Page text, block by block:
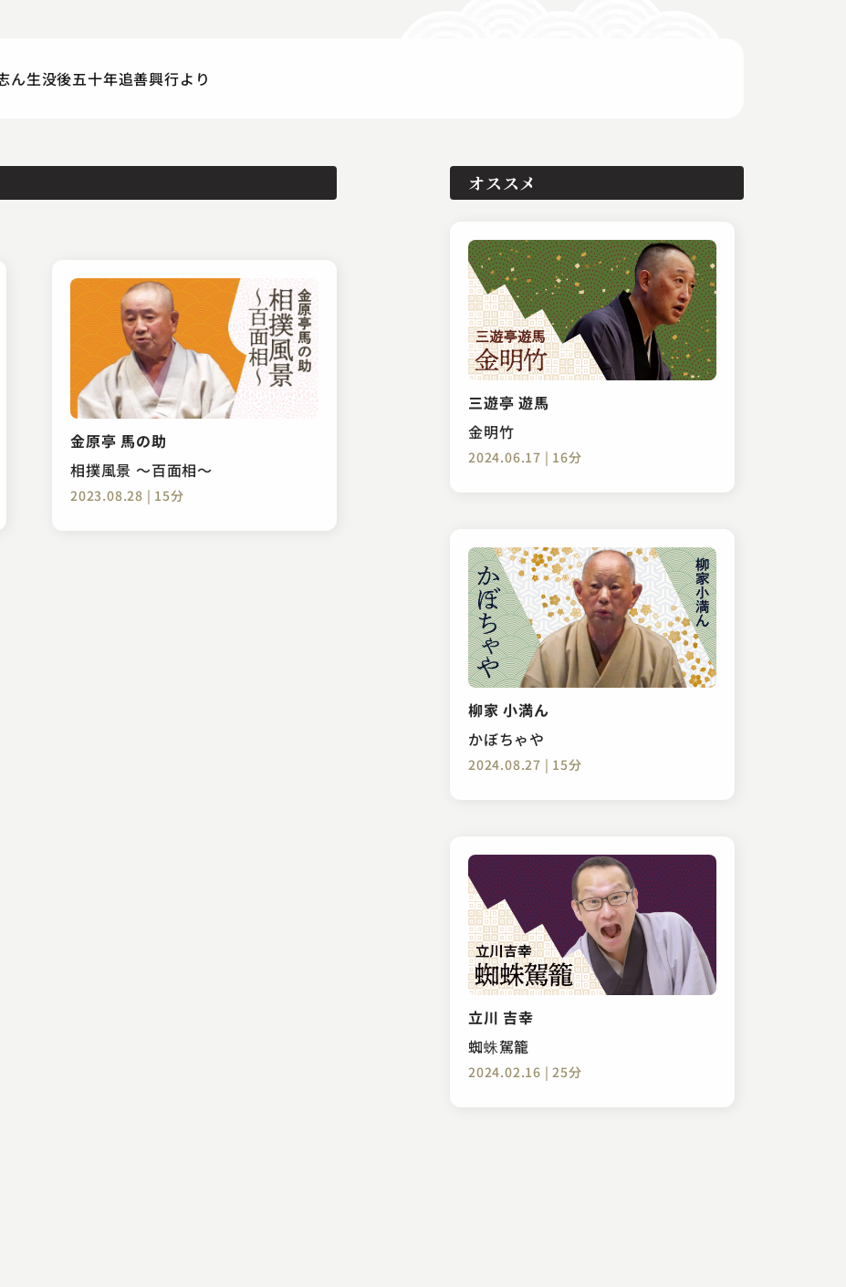
生没後五十年追善興行より
金原亭 馬の助
相撲風景 ～百面相～
2023.08.28 | 15分
オススメ
三遊亭 遊馬
金明竹
2024.06.17 | 16分
柳家 小満ん
かぼちゃや
2024.08.27 | 15分
立川 吉幸
蜘蛛駕籠
2024.02.16 | 25分